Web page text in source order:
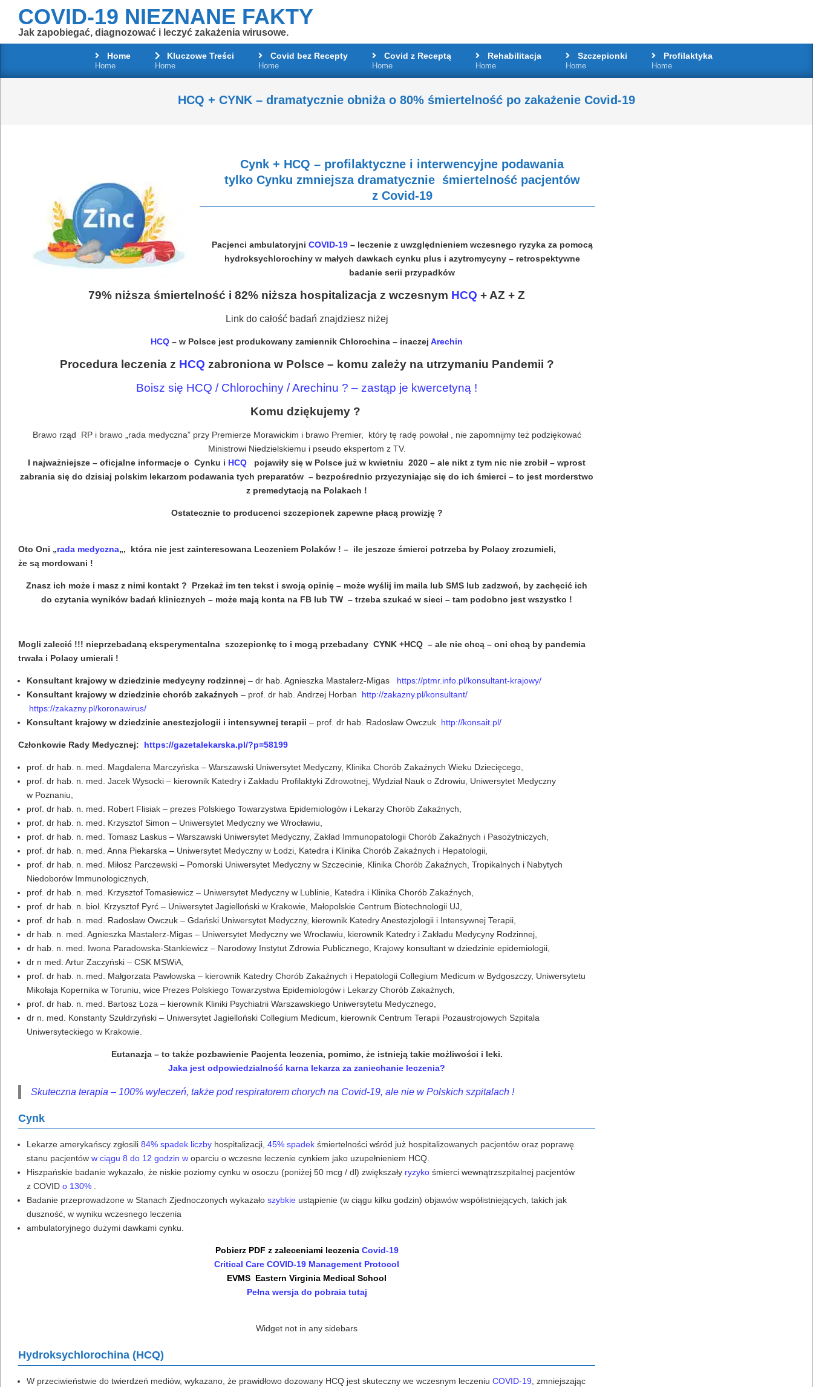
content
COVID-19 NIEZNANE FAKTY
Jak zapobiegać, diagnozować i leczyć zakażenia wirusowe.
Navigation
Menu
Home
Home
Kluczowe Treści
Home
Covid bez Recepty
Home
Covid z Receptą
Home
Rehabilitacja
Home
Szczepionki
Home
Profilaktyka
Home
HCQ + CYNK – dramatycznie obniża o 80% śmiertelność po zakażenie Covid-19
Cynk + HCQ – profilaktyczne i interwencyjne podawania
tylko Cynku zmniejsza dramatycznie śmiertelność pacjentów
z Covid-19
Pacjenci ambulatoryjni COVID-19– leczenie z uwzględnieniem wczesnego ryzyka za pomocą
hydroksychlorochiny w małych dawkach cynku plus i azytromycyny – retrospektywne
badanie serii przypadków
79% niższa śmiertelność i 82% niższa hospitalizacja z wczesnym HCQ + AZ + Z
Link do całość badań znajdziesz niżej
HCQ – w Polsce jest produkowany zamiennik Chlorochina – inaczej Arechin
Procedura leczenia z HCQ zabroniona w Polsce – komu zależy na utrzymaniu Pandemii ?
Boisz się HCQ / Chlorochiny / Arechinu ? – zastąp je kwercetyną !
Komu dziękujemy ?
Brawo rząd RP i brawo „rada medyczna” przy Premierze Morawickim i brawo Premier, który tę radę powołał , nie zapomnijmy też podziękować
Ministrowi Niedzielskiemu i pseudo ekspertom z TV.
I najważniejsze – oficjalne informacje o Cynku i HCQ pojawiły się w Polsce już w kwietniu 2020 – ale nikt z tym nic nie zrobił – wprost
zabrania się do dzisiaj polskim lekarzom podawania tych preparatów – bezpośrednio przyczyniając się do ich śmierci – to jest morderstwo
z premedytacją na Polakach !
Ostatecznie to producenci szczepionek zapewne płacą prowizję ?
Oto Oni „rada medyczna„, która nie jest zainteresowana Leczeniem Polaków ! – ile jeszcze śmierci potrzeba by Polacy zrozumieli,
że są mordowani !
Znasz ich może i masz z nimi kontakt ? Przekaż im ten tekst i swoją opinię – może wyślij im maila lub SMS lub zadzwoń, by zachęcić ich
do czytania wyników badań klinicznych – może mają konta na FB lub TW – trzeba szukać w sieci – tam podobno jest wszystko !
Mogli zalecić !!! nieprzebadaną eksperymentalna szczepionkę to i mogą przebadany CYNK +HCQ – ale nie chcą – oni chcą by pandemia
trwała i Polacy umierali !
Konsultant krajowy w dziedzinie medycyny rodzinnej – dr hab. Agnieszka Mastalerz-Migas
https://ptmr.info.pl/konsultant-krajowy/
Konsultant krajowy w dziedzinie chorób zakaźnych – prof. dr hab. Andrzej Horban
http://zakazny.pl/konsultant/
https://zakazny.pl/koronawirus/
Konsultant krajowy w dziedzinie anestezjologii i intensywnej terapii – prof. dr hab. Radosław Owczuk http://konsait.pl/
Członkowie Rady Medycznej: https://gazetalekarska.pl/?p=58199
prof. dr hab. n. med. Magdalena Marczyńska – Warszawski Uniwersytet Medyczny, Klinika Chorób Zakaźnych Wieku Dziecięcego,
prof. dr hab. n. med. Jacek Wysocki – kierownik Katedry i Zakładu Profilaktyki Zdrowotnej, Wydział Nauk o Zdrowiu, Uniwersytet Medyczny
w Poznaniu,
prof. dr hab. n. med. Robert Flisiak – prezes Polskiego Towarzystwa Epidemiologów i Lekarzy Chorób Zakaźnych,
prof. dr hab. n. med. Krzysztof Simon – Uniwersytet Medyczny we Wrocławiu,
prof. dr hab. n. med. Tomasz Laskus – Warszawski Uniwersytet Medyczny, Zakład Immunopatologii Chorób Zakaźnych i Pasożytniczych,
prof. dr hab. n. med. Anna Piekarska – Uniwersytet Medyczny w Łodzi, Katedra i Klinika Chorób Zakaźnych i Hepatologii,
prof. dr hab. n. med. Miłosz Parczewski – Pomorski Uniwersytet Medyczny w Szczecinie, Klinika Chorób Zakaźnych, Tropikalnych i Nabytych
Niedoborów Immunologicznych,
prof. dr hab. n. med. Krzysztof Tomasiewicz – Uniwersytet Medyczny w Lublinie, Katedra i Klinika Chorób Zakaźnych,
prof. dr hab. n. biol. Krzysztof Pyrć – Uniwersytet Jagielloński w Krakowie, Małopolskie Centrum Biotechnologii UJ,
prof. dr hab. n. med. Radosław Owczuk – Gdański Uniwersytet Medyczny, kierownik Katedry Anestezjologii i Intensywnej Terapii,
dr hab. n. med. Agnieszka Mastalerz-Migas – Uniwersytet Medyczny we Wrocławiu, kierownik Katedry i Zakładu Medycyny Rodzinnej,
dr hab. n. med. Iwona Paradowska-Stankiewicz – Narodowy Instytut Zdrowia Publicznego, Krajowy konsultant w dziedzinie epidemiologii,
dr n med. Artur Zaczyński – CSK MSWiA,
prof. dr hab. n. med. Małgorzata Pawłowska – kierownik Katedry Chorób Zakaźnych i Hepatologii Collegium Medicum w Bydgoszczy, Uniwersytetu
Mikołaja Kopernika w Toruniu, wice Prezes Polskiego Towarzystwa Epidemiologów i Lekarzy Chorób Zakaźnych,
prof. dr hab. n. med. Bartosz Łoza – kierownik Kliniki Psychiatrii Warszawskiego Uniwersytetu Medycznego,
dr n. med. Konstanty Szułdrzyński – Uniwersytet Jagielloński Collegium Medicum, kierownik Centrum Terapii Pozaustrojowych Szpitala
Uniwersyteckiego w Krakowie.
Eutanazja – to także pozbawienie Pacjenta leczenia, pomimo, że istnieją takie możliwości i leki.
Jaka jest odpowiedzialność karna lekarza za zaniechanie leczenia?
Skuteczna terapia – 100% wyleczeń, także pod respiratorem chorych na Covid-19, ale nie w Polskich szpitalach !
Cynk
Lekarze amerykańscy zgłosili 84% spadek liczby hospitalizacji, 45% spadek śmiertelności wśród już hospitalizowanych pacjentów oraz poprawę
stanu pacjentów w ciągu 8 do 12 godzin w oparciu o wczesne leczenie cynkiem jako uzupełnieniem HCQ.
Hiszpańskie badanie wykazało, że niskie poziomy cynku w osoczu (poniżej 50 mcg / dl) zwiększały ryzyko śmierci wewnątrzszpitalnej pacjentów
z COVID o 130% .
Badanie przeprowadzone w Stanach Zjednoczonych wykazało szybkie ustąpienie (w ciągu kilku godzin) objawów współistniejących, takich jak
duszność, w wyniku wczesnego leczenia
ambulatoryjnego dużymi dawkami cynku.
Pobierz PDF z zaleceniami leczenia Covid-19
Critical Care COVID-19 Management Protocol
EVMS Eastern Virginia Medical School
Pełna wersja do pobraia tutaj
Widget not in any sidebars
Hydroksychlorochina (HCQ)
W przeciwieństwie do twierdzeń mediów, wykazano, że prawidłowo dozowany HCQ jest skuteczny we wczesnym leczeniu COVID-19, zmniejszając